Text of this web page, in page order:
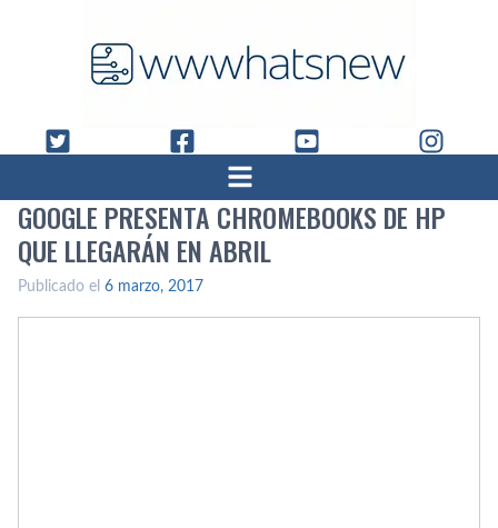
GOOGLE PRESENTA CHROMEBOOKS DE HP
QUE LLEGARÁN EN ABRIL
Publicado el 6 marzo, 2017